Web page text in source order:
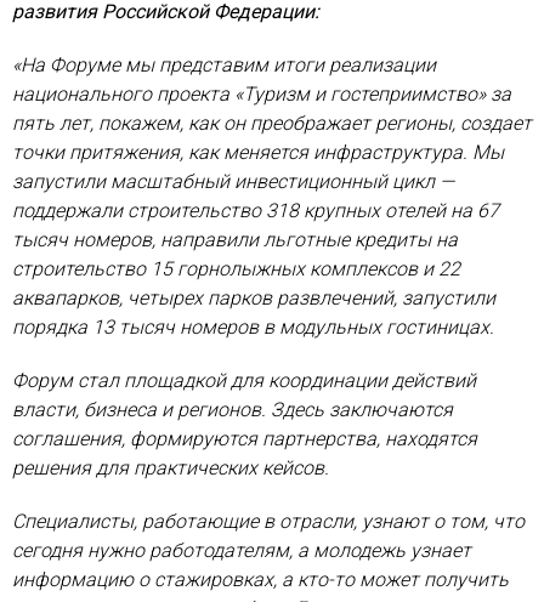
развития Российской Федерации:
«На Форуме мы представим итоги реализации
национального проекта «Туризм и гостеприимство» за
пять лет, покажем, как он преображает регионы, создает
точки притяжения, как меняется инфраструктура. Мы
запустили масштабный инвестиционный цикл —
поддержали строительство 318 крупных отелей на 67
тысяч номеров, направили льготные кредиты на
строительство 15 горнолыжных комплексов и 22
аквапарков, четырех парков развлечений, запустили
порядка 13 тысяч номеров в модульных гостиницах.
Форум стал площадкой для координации действий
власти, бизнеса и регионов. Здесь заключаются
соглашения, формируются партнерства, находятся
решения для практических кейсов.
Специалисты, работающие в отрасли, узнают о том, что
сегодня нужно работодателям, а молодежь узнает
информацию о стажировках, а кто-то может получить